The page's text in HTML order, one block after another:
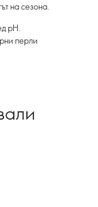
на сезона.
pH.
перли